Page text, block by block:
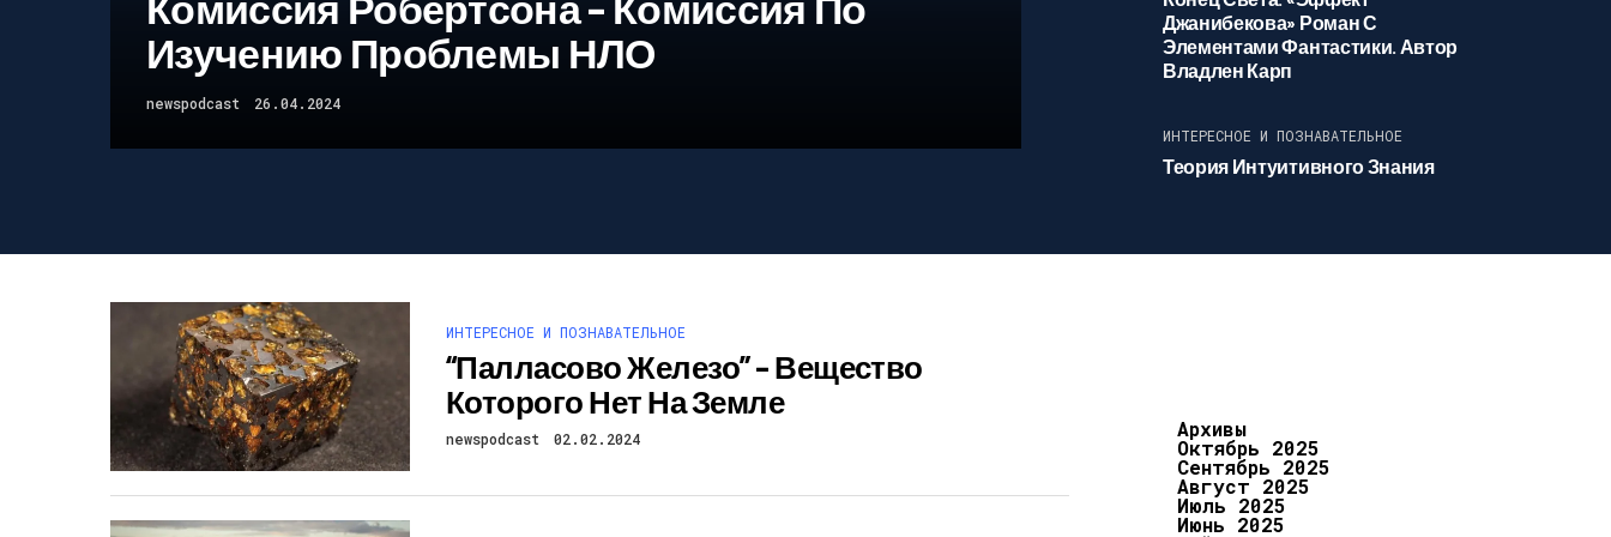
Изучению Проблемы НЛО
newspodcast 26.04.2024
Джанибекова» Роман С
Элементами Фантастики. Автор
Владлен Карп
ИНТЕРЕСНОЕ И ПОЗНАВАТЕЛЬНОЕ
Теория Интуитивного Знания
ИНТЕРЕСНОЕ И ПОЗНАВАТЕЛЬНОЕ
“Палласово Железо” – Вещество
Которого Нет На Земле
newspodcast 02.02.2024 Архивы
Октябрь 2025
Сентябрь 2025
Август 2025
Июль 2025
Июнь 2025